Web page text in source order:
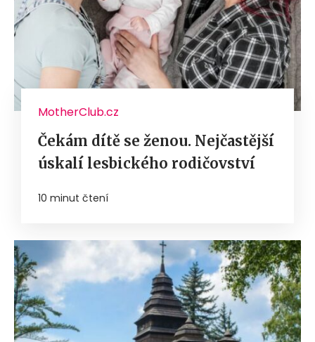
MotherClub.cz
Čekám dítě se ženou. Nejčastější
úskalí lesbického rodičovství
10 minut čtení